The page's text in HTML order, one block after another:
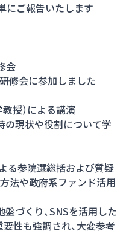
にご報告いたします
会
修会に参加しました
授）による講演
の現状や役割について学
る参院選総括および質疑
法や政府系ファンド活用
盤づくり、SNSを活用した
性も強調され、大変参考